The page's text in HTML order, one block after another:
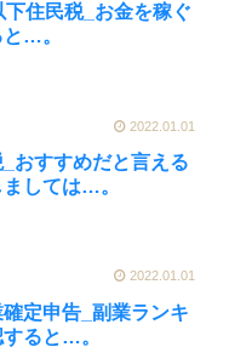
下住民税_お金を稼ぐ
…。
2022.01.01
おすすめだと言える
しては…。
2022.01.01
定申告_副業ランキ
ると…。